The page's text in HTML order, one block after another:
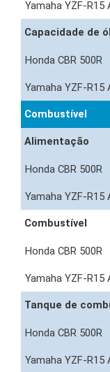
Capacidade de
Combustível
Alimentação
Combustível
Tanque de